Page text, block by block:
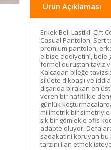
Ürün Açıklaması
Erkek Beli Lastikli Çift
Casual Pantolon. Sert
premium pantolon,
elbise ciddiyetini, bele
formel duruştan taviz
Kalçadan bileğe
silüete dikbaşlı ve
dışarıda bırakan en
veren bir hafiflikle
günlük
milimetrik bir
şık bir gömlekle ofis
adapte oluyor.
sadakatini koruyan
tarzını ilan etmek